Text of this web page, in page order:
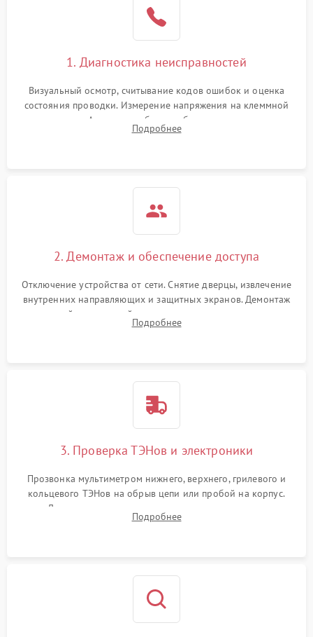
1. Диагностика неисправностей
Визуальный осмотр, считывание кодов ошибок и оценка
состояния проводки. Измерение напряжения на клеммной
колодке. Анализ жалоб на проблемы с нагревом,
конвекцией, панелью управления или блокировкой дверцы.
Подробнее
2. Демонтаж и обеспечение доступа
Отключение устройства от сети. Снятие дверцы, извлечение
внутренних направляющих и защитных экранов. Демонтаж
задней или верхней панели для прямого доступа к
нагревательным элементам, плате и вентиляторам.
Подробнее
3. Проверка ТЭНов и электроники
Прозвонка мультиметром нижнего, верхнего, грилевого и
кольцевого ТЭНов на обрыв цепи или пробой на корпус.
Диагностика термостата, датчиков температуры,
переключателя режимов и мотора конвекции.
Подробнее